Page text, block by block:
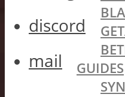
GUIDES
discord
mail